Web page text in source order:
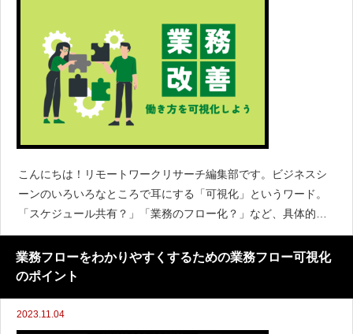
こんにちは！リモートワークリサーチ編集部です。ビジネスシ
ーンのいろいろなところで耳にする「可視化」というワード。
「スケジュール共有？」「業務のフロー化？」など、具体的に
何をすればいいのか分からないという方もいるのではないでし
ょうか？今回の記事では、「働き方の可視化」について掘り下
げて
業務フローをわかりやすくするための業務フロー可視化
のポイント
2023.11.04